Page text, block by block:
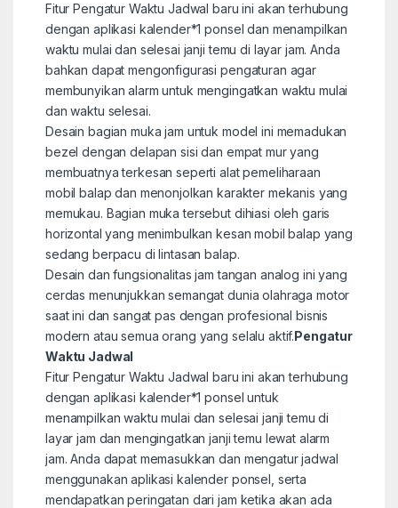
Fitur Pengatur Waktu Jadwal baru ini akan terhubung
dengan aplikasi kalender*1 ponsel dan menampilkan
waktu mulai dan selesai janji temu di layar jam. Anda
bahkan dapat mengonfigurasi pengaturan agar
membunyikan alarm untuk mengingatkan waktu mulai
dan waktu selesai.
Desain bagian muka jam untuk model ini memadukan
bezel dengan delapan sisi dan empat mur yang
membuatnya terkesan seperti alat pemeliharaan
mobil balap dan menonjolkan karakter mekanis yang
memukau. Bagian muka tersebut dihiasi oleh garis
horizontal yang menimbulkan kesan mobil balap yang
sedang berpacu di lintasan balap.
Desain dan fungsionalitas jam tangan analog ini yang
cerdas menunjukkan semangat dunia olahraga motor
saat ini dan sangat pas dengan profesional bisnis
modern atau semua orang yang selalu aktif.Pengatur
Waktu Jadwal
Fitur Pengatur Waktu Jadwal baru ini akan terhubung
dengan aplikasi kalender*1 ponsel untuk
menampilkan waktu mulai dan selesai janji temu di
layar jam dan mengingatkan janji temu lewat alarm
jam. Anda dapat memasukkan dan mengatur jadwal
menggunakan aplikasi kalender ponsel, serta
mendapatkan peringatan dari jam ketika akan ada